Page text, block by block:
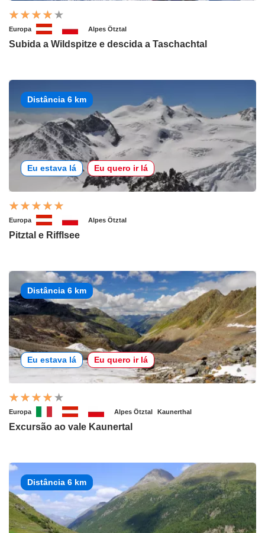
Europa Alpes Ötztal
Subida a Wildspitze e descida a Taschachtal
Distância 6 km
Eu estava lá Eu quero ir lá
Europa Alpes Ötztal
Pitztal e Rifflsee
Distância 6 km
Eu estava lá Eu quero ir lá
Europa Alpes Ötztal Kaunerthal
Excursão ao vale Kaunertal
Distância 6 km